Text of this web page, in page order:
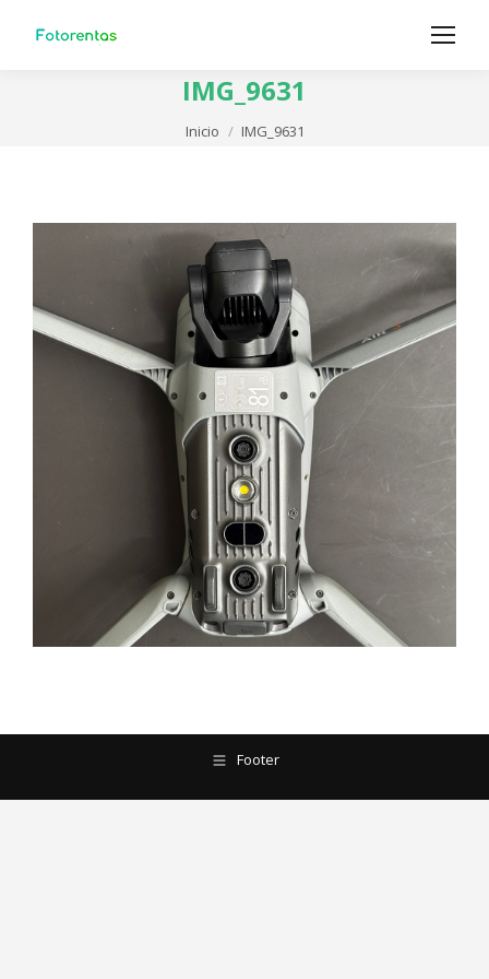
IMG_9631
Estás aquí:
Inicio IMG_9631
Footer